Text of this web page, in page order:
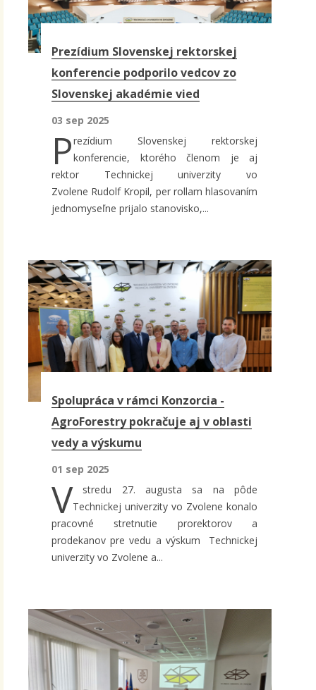
Prezídium Slovenskej rektorskej
konferencie podporilo vedcov zo
Slovenskej akadémie vied
03 sep 2025
Prezídium Slovenskej rektorskej
konferencie, ktorého členom je aj
rektor Technickej univerzity vo
Zvolene Rudolf Kropil, per rollam hlasovaním
jednomyseľne prijalo stanovisko,...
Spolupráca v rámci Konzorcia -
AgroForestry pokračuje aj v oblasti
vedy a výskumu
01 sep 2025
Vstredu 27. augusta sa na pôde
Technickej univerzity vo Zvolene konalo
pracovné stretnutie prorektorov a
prodekanov pre vedu a výskum Technickej
univerzity vo Zvolene a...